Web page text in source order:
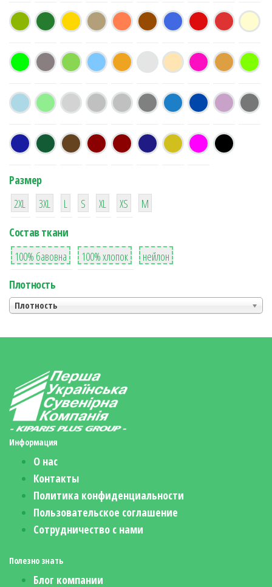
Размер
38
2XL
16
3XL
42
L
42
S
42
XL XS
М
Состав ткани
8
100% бавовна
36
100% хлопок
2
нейлон
Плотность
Плотность
Информация
О нас
Контакты
Политика конфиденциальности
Пользовательское соглашение
Сотрудничество с нами
Полезно знать
Блог компании